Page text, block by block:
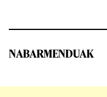
NABARMENDUAK